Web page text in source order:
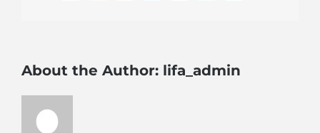
About the Author: lifa_admin